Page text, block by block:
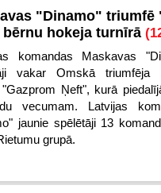
"Dinamo" triumfē
bērnu hokeja turnīrā
komandas Maskavas
vakar Omskā triumfēja
Ņeft", kurā
vecumam. Latvijas
jaunie spēlētāji 13
grupā.